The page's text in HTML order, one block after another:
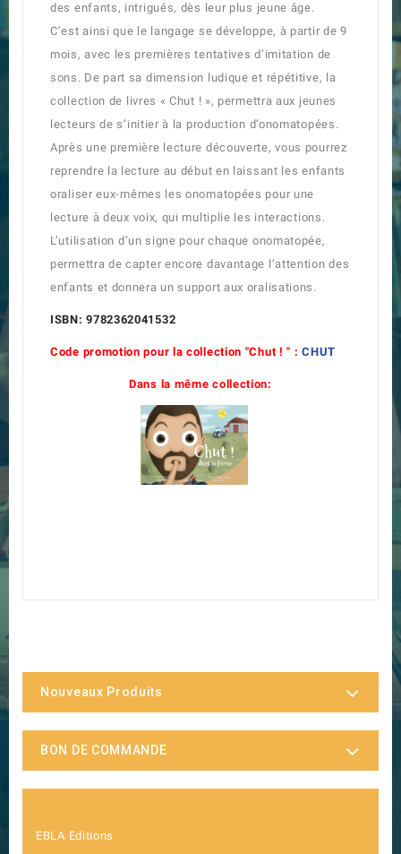
des enfants, intrigués, dès leur plus jeune âge.
C’est ainsi que le langage se développe, à partir de 9
mois, avec les premières tentatives d’imitation de
sons. De part sa dimension ludique et répétitive, la
collection de livres « Chut ! », permettra aux jeunes
lecteurs de s’initier à la production d’onomatopées.
Après une première lecture découverte, vous pourrez
reprendre la lecture au début en laissant les enfants
oraliser eux-mêmes les onomatopées pour une
lecture à deux voix, qui multiplie les interactions.
L’utilisation d’un signe pour chaque onomatopée,
permettra de capter encore davantage l’attention des
enfants et donnera un support aux oralisations.
ISBN: 9782362041532
Code promotion pour la collection "Chut ! " : CHUT
Dans la même collection:
Nouveaux Produits
BON DE COMMANDE
EBLA Editions